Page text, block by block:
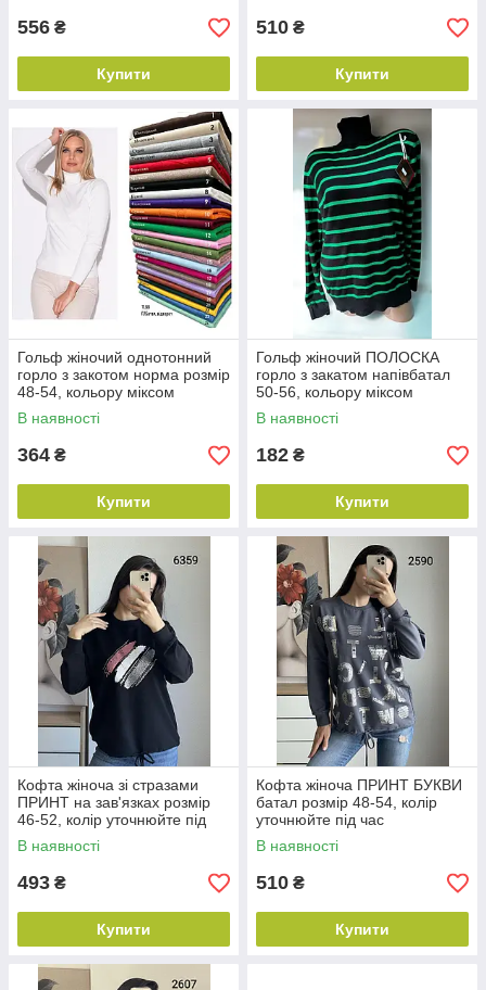
556 ₴
Купити
510 ₴
Купити
Гольф жіночий однотонний
горло з закотом норма розмір
48-54, кольору міксом
В наявності
364 ₴
Купити
Гольф жіночий ПОЛОСКА
горло з закатом напівбатал
50-56, кольору міксом
В наявності
182 ₴
Купити
Кофта жіноча зі стразами
ПРИНТ на зав'язках розмір
46-52, колір уточнюйте під
час замовлення
В наявності
493 ₴
Купити
Кофта жіноча ПРИНТ БУКВИ
батал розмір 48-54, колір
уточнюйте під час
замовлення
В наявності
510 ₴
Купити